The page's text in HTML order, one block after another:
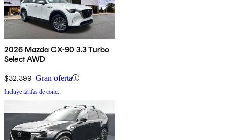
2026 Mazda CX-90 3.3 Turbo
Select AWD
$32,399 Gran oferta
Incluye tarifas de conc.